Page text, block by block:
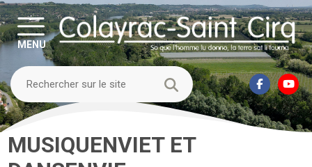
MENU
MUSIQUENVIET ET